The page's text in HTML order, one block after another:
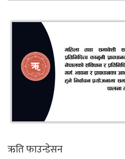
ऋति फाउन्डेसन